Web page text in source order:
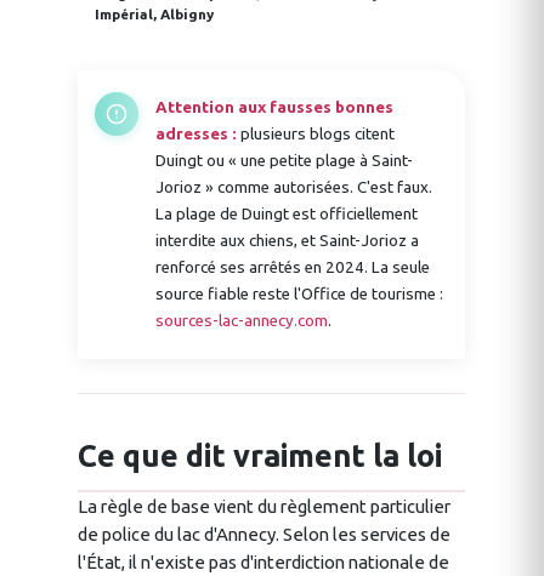
Impérial, Albigny
Attention aux fausses bonnes
adresses : plusieurs blogs citent
Duingt ou « une petite plage à Saint-
Jorioz » comme autorisées. C'est faux.
La plage de Duingt est officiellement
interdite aux chiens, et Saint-Jorioz a
renforcé ses arrêtés en 2024. La seule
source fiable reste l'Office de tourisme :
sources-lac-annecy.com.
Ce que dit vraiment la loi
La règle de base vient du règlement particulier
de police du lac d'Annecy. Selon les services de
l'État, il n'existe pas d'interdiction nationale de